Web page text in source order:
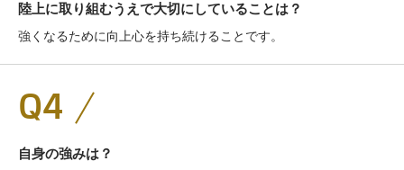
陸上に取り組むうえで大切にしていることは？
強くなるために向上心を持ち続けることです。
Q4
自身の強みは？